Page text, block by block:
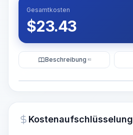
~15-30 Sek.
Gesamtkosten
$23.43
Beschreibung KI
Kostenaufschlüsselung